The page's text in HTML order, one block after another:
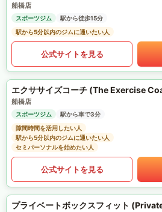
船橋店
スポーツジム
駅から徒歩15分
駅から5分以内のジムに通いたい人
公式サイトを見る
エクササイズコーチ (The Exercise
船橋店
スポーツジム
駅から車で3分
隙間時間を活用したい人
駅から5分以内のジムに通いたい人
セミパーソナルを始めたい人
公式サイトを見る